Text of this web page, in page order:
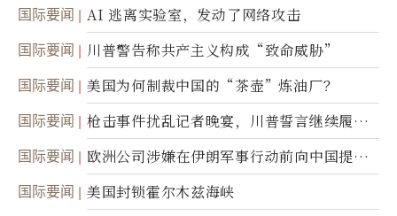
国际要闻 AI 逃离实验室，发动了网络攻击
国际要闻 川普警告称共产主义构成“致命威胁”
国际要闻 美国为何制裁中国的“茶壶”炼油厂？
国际要闻
枪击事件扰乱记者晚宴，川普誓言继续履行
职责
国际要闻
欧洲公司涉嫌在伊朗军事行动前向中国提供
美军基地的卫星图像
国际要闻 美国封锁霍尔木兹海峡